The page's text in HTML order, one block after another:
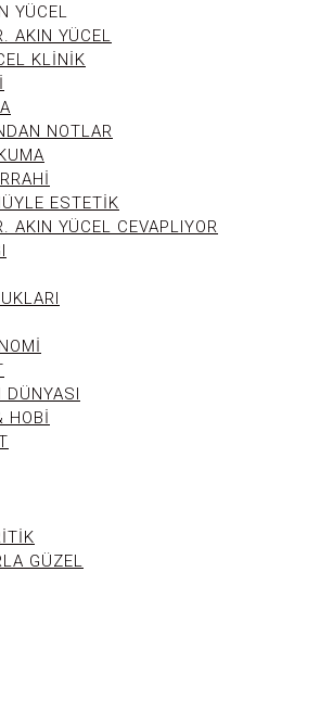
YÜCEL
AKIN YÜCEL
KLINIK
NOTLAR
ESTETIK
AKIN YÜCEL CEVAPLIYOR
HOBI
GÜZEL